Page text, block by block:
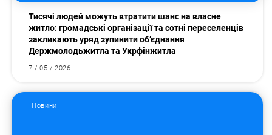
Тисячі людей можуть втратити шанс на власне
житло: громадські організації та сотні переселенців
закликають уряд зупинити об’єднання
Держмолодьжитла та Укрфінжитла
7 / 05 / 2026
Новини